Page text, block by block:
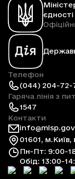
Телефон
(044) 204-72-
Гаряча лінія з
1547
Контакти
01601,
Пн-Пт: 9:00-
Обід: 13:00-